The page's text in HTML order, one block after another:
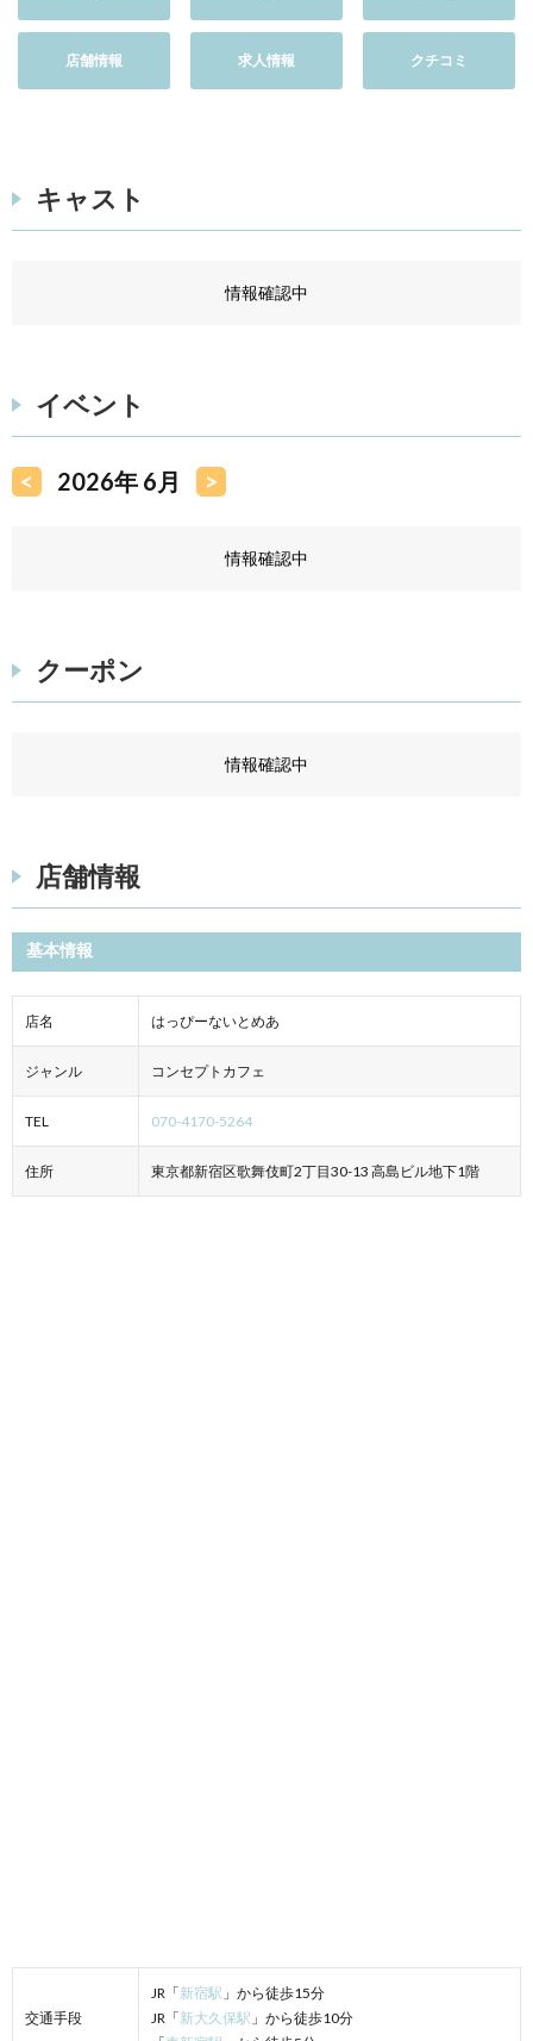
店舗情報 求人情報 クチコミ
キャスト
情報確認中
イベント
< 2026年 6月 >
情報確認中
クーポン
情報確認中
店舗情報
基本情報
店名 はっぴーないとめあ
ジャンル コンセプトカフェ
TEL 070-4170-5264
住所 東京都新宿区歌舞伎町2丁目30-13 高島ビル地下1階
交通手段
JR「新宿駅 」から徒歩15分
JR「新大久保駅 」から徒歩10分